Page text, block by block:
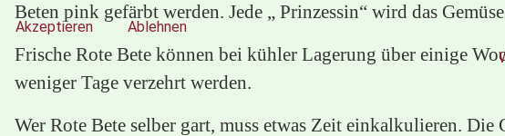
Beten pink gefärbt werden. Jede „ Prinzessin“ wird das
Frische Rote Bete können bei kühler Lagerung über einige
weniger Tage verzehrt werden.
Wer Rote Bete selber gart, muss etwas Zeit einkalkulieren.
Akzeptieren
Ablehnen